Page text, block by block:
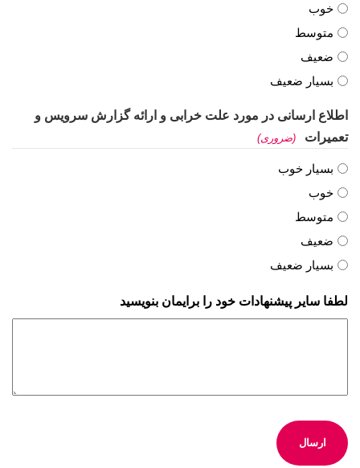
خوب
متوسط
ضعیف
بسیار ضعیف
اطلاع ارسانی در مورد علت خرابی و ارائه گزارش سرویس و
تعمیرات
(ضروری)
بسیار خوب
خوب
متوسط
ضعیف
بسیار ضعیف
لطفا سایر پیشنهادات خود را برایمان بنویسید